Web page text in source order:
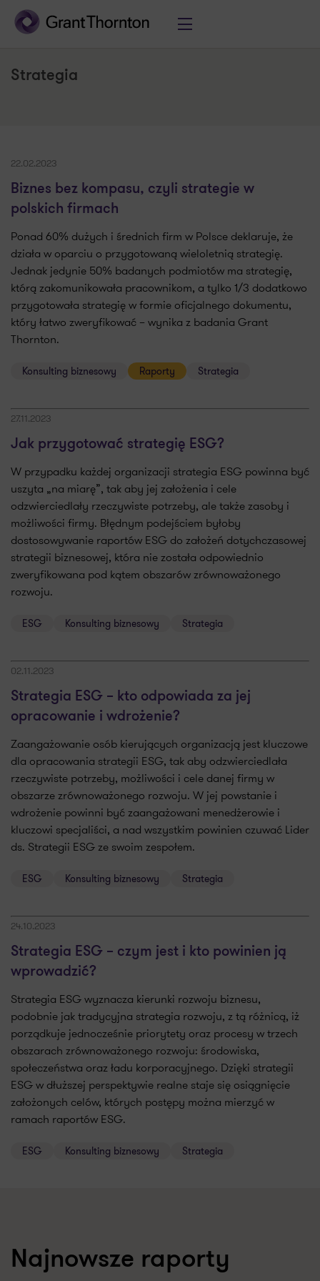
Strategia
22.02.2023
Biznes bez kompasu, czyli strategie w
polskich firmach
Ponad 60% dużych i średnich firm w Polsce deklaruje, że
działa w oparciu o przygotowaną wieloletnią strategię.
Jednak jedynie 50% badanych podmiotów ma strategię,
którą zakomunikowała pracownikom, a tylko 1/3 dodatkowo
przygotowała strategię w formie oficjalnego dokumentu,
który łatwo zweryfikować – wynika z badania Grant
Thornton.
Konsulting biznesowy Raporty Strategia
27.11.2023
Jak przygotować strategię ESG?
W przypadku każdej organizacji strategia ESG powinna być
uszyta „na miarę”, tak aby jej założenia i cele
odzwierciedlały rzeczywiste potrzeby, ale także zasoby i
możliwości firmy. Błędnym podejściem byłoby
dostosowywanie raportów ESG do założeń dotychczasowej
strategii biznesowej, która nie została odpowiednio
zweryfikowana pod kątem obszarów zrównoważonego
rozwoju.
ESG Konsulting biznesowy Strategia
02.11.2023
Strategia ESG – kto odpowiada za jej
opracowanie i wdrożenie?
Zaangażowanie osób kierujących organizacją jest kluczowe
dla opracowania strategii ESG, tak aby odzwierciedlała
rzeczywiste potrzeby, możliwości i cele danej firmy w
obszarze zrównoważonego rozwoju. W jej powstanie i
wdrożenie powinni być zaangażowani menedżerowie i
kluczowi specjaliści, a nad wszystkim powinien czuwać Lider
ds. Strategii ESG ze swoim zespołem.
ESG Konsulting biznesowy Strategia
24.10.2023
Strategia ESG – czym jest i kto powinien ją
wprowadzić?
Strategia ESG wyznacza kierunki rozwoju biznesu,
podobnie jak tradycyjna strategia rozwoju, z tą różnicą, iż
porządkuje jednocześnie priorytety oraz procesy w trzech
obszarach zrównoważonego rozwoju: środowiska,
społeczeństwa oraz ładu korporacyjnego. Dzięki strategii
ESG w dłuższej perspektywie realne staje się osiągnięcie
założonych celów, których postępy można mierzyć w
ramach raportów ESG.
ESG Konsulting biznesowy Strategia
Najnowsze raporty